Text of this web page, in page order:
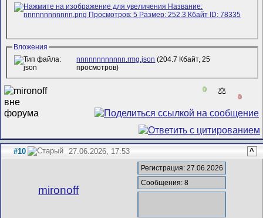
Вложения
nnnnnnnnnnnn.rmg.json (204.7 Кбайт, 25
просмотров)
0 ⚖️
0
#10 27.06.2026, 17:53 ^
mironoff
Регистрация: 27.06.2026
Сообщения: 8